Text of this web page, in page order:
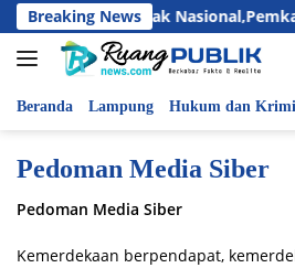
Langsung
ke
konten
Breaking News
Hari Anak
Beranda Lampung Hukum dan
Pedoman Media Siber
Pedoman Media Siber
Kemerdekaan berpendapat,